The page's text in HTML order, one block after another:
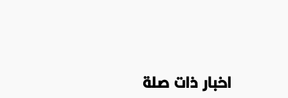
اخبار ذات صلة